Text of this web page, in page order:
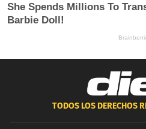
TODOS LOS DERECHOS